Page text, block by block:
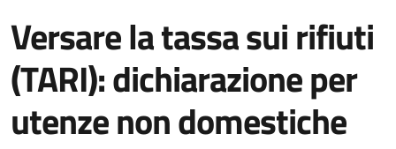
Versare la tassa sui rifiuti
(TARI): dichiarazione per
utenze non domestiche